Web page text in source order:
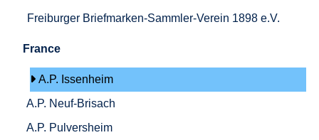
Freiburger Briefmarken-Sammler-Verein 1898 e.V.
France
A.P. Issenheim
A.P. Neuf-Brisach
A.P. Pulversheim